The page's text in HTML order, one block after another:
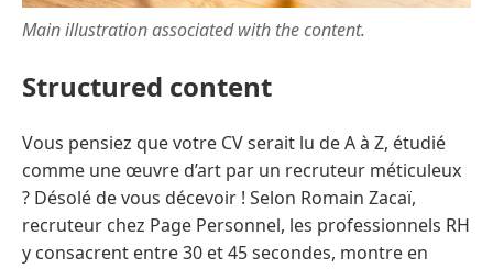
Main illustration associated with the content.
Structured content
Vous pensiez que votre CV serait lu de A à Z, étudié
comme une œuvre d’art par un recruteur méticuleux
? Désolé de vous décevoir ! Selon Romain Zacaï,
recruteur chez Page Personnel, les professionnels RH
y consacrent entre 30 et 45 secondes, montre en